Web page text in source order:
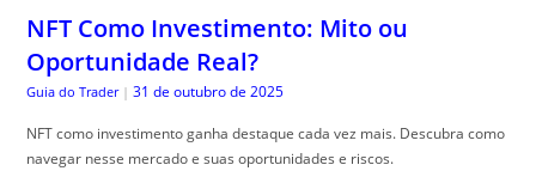
NFT Como Investimento: Mito ou
Oportunidade Real?
Guia do Trader | 31 de outubro de 2025
NFT como investimento ganha destaque cada vez mais. Descubra como
navegar nesse mercado e suas oportunidades e riscos.